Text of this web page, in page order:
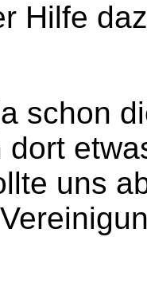
Hilfe
schon
dort
uns